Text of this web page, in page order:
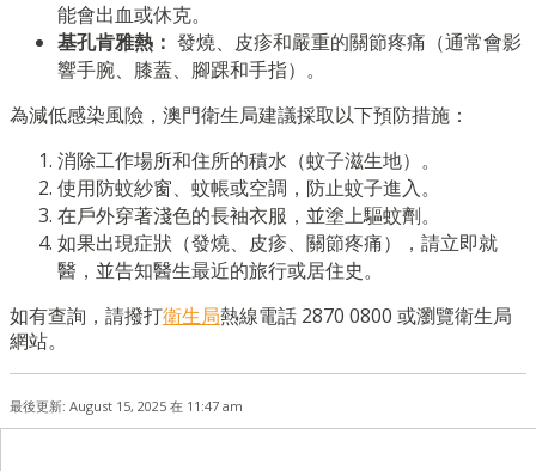
能會出血或休克。
基孔肯雅熱： 發燒、皮疹和嚴重的關節疼痛（通常會影
響手腕、膝蓋、腳踝和手指）。
為減低感染風險，澳門衛生局建議採取以下預防措施：
消除工作場所和住所的積水（蚊子滋生地）。
使用防蚊紗窗、蚊帳或空調，防止蚊子進入。
在戶外穿著淺色的長袖衣服，並塗上驅蚊劑。
如果出現症狀（發燒、皮疹、關節疼痛），請立即就
醫，並告知醫生最近的旅行或居住史。
如有查詢，請撥打衛生局熱線電話 2870 0800 或瀏覽衛生局
網站。
最後更新: August 15, 2025 在 11:47 am